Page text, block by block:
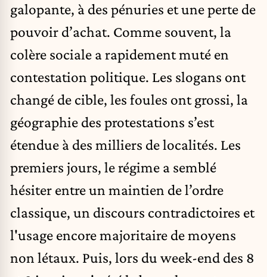
galopante, à des pénuries et une perte de
pouvoir d’achat. Comme souvent, la
colère sociale a rapidement muté en
contestation politique. Les slogans ont
changé de cible, les foules ont grossi, la
géographie des protestations s’est
étendue à des milliers de localités. Les
premiers jours, le régime a semblé
hésiter entre un maintien de l’ordre
classique, un discours contradictoires et
l'usage encore majoritaire de moyens
non létaux. Puis, lors du week-end des 8